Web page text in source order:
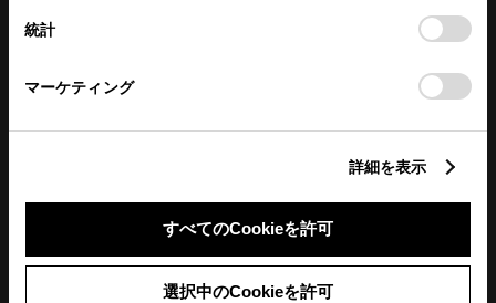
設定の変更、同意を撤回したりするにあたっては、当社の
「Cookie（クッキー）情報の取り扱いについて
」をご覧くだ
統計
マーケティング
詳細を表示
すべてのCookieを許可
選択中のCookieを許可